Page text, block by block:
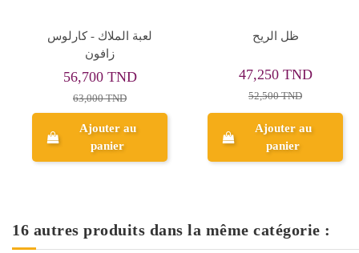
لعبة الملاك - كارلوس
زافون
56,700 TND
63,000 TND
Ajouter au
panier
ظل الريح
47,250 TND
52,500 TND
Ajouter au
panier
16 autres produits dans la même catégorie :